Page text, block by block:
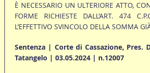
È NECESSARIO UN ULTERIORE ATTO,
FORME RICHIESTE DALL’ART. 474
L’EFFETTIVO SVINCOLO DELLA SOMMA
Sentenza | Corte di Cassazione, Pres.
Tatangelo | 03.05.2024 | n.12007